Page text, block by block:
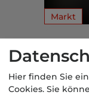
Markt
Markt
Hier finden Sie
Cookies. Sie